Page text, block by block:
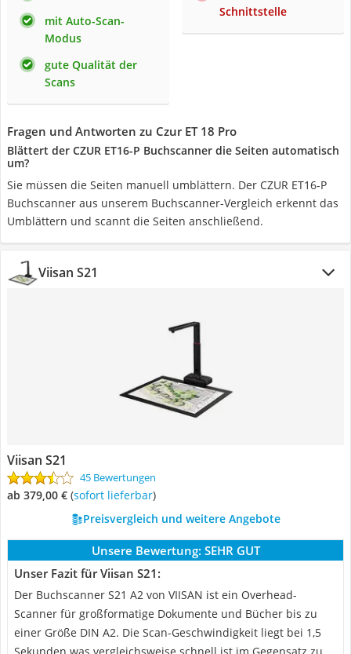
mit Auto-Scan-
Modus
gute Qualität der
Scans
Schnittstelle
Fragen und Antworten zu Czur ET 18 Pro
Blättert der CZUR ET16-P Buchscanner die Seiten automatisch
um?
Sie müssen die Seiten manuell umblättern. Der CZUR ET16-P
Buchscanner aus unserem Buchscanner-Vergleich erkennt das
Umblättern und scannt die Seiten anschließend.
Viisan S21
Viisan S21
45 Bewertungen
ab 379,00 € ( Sofort lieferbar)
Preisvergleich und weitere Angebote
Unsere Bewertung: SEHR GUT
Unser Fazit für Viisan S21:
Der Buchscanner S21 A2 von VIISAN ist ein Overhead-
Scanner für großformatige Dokumente und Bücher bis zu
einer Größe DIN A2. Die Scan-Geschwindigkeit liegt bei 1,5